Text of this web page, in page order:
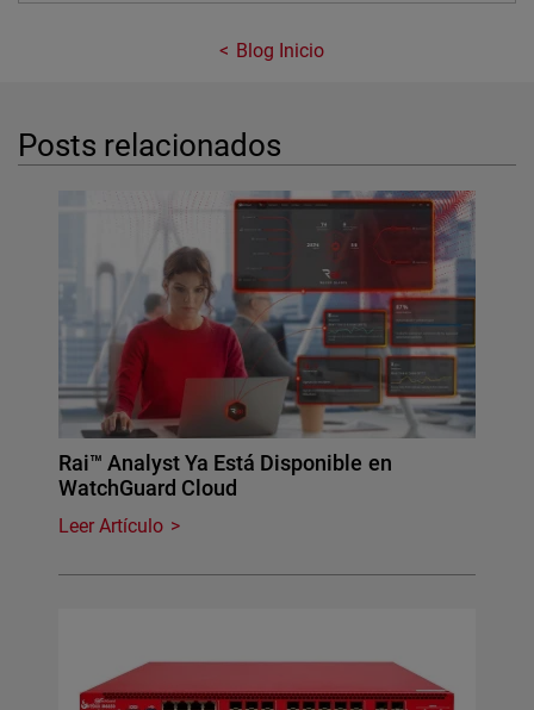
Blog Inicio
Posts relacionados
Rai™ Analyst Ya Está Disponible en
WatchGuard Cloud
Leer Artículo